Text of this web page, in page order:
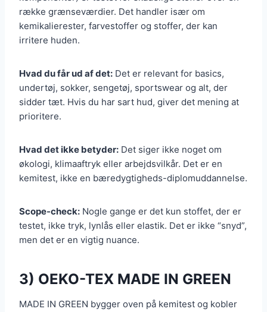
række grænseværdier. Det handler især om
kemikalierester, farvestoffer og stoffer, der kan
irritere huden.
Hvad du får ud af det: Det er relevant for basics,
undertøj, sokker, sengetøj, sportswear og alt, der
sidder tæt. Hvis du har sart hud, giver det mening at
prioritere.
Hvad det ikke betyder: Det siger ikke noget om
økologi, klimaaftryk eller arbejdsvilkår. Det er en
kemitest, ikke en bæredygtigheds-diplomuddannelse.
Scope-check: Nogle gange er det kun stoffet, der er
testet, ikke tryk, lynlås eller elastik. Det er ikke “snyd”,
men det er en vigtig nuance.
3) OEKO-TEX MADE IN GREEN
MADE IN GREEN bygger oven på kemitest og kobler